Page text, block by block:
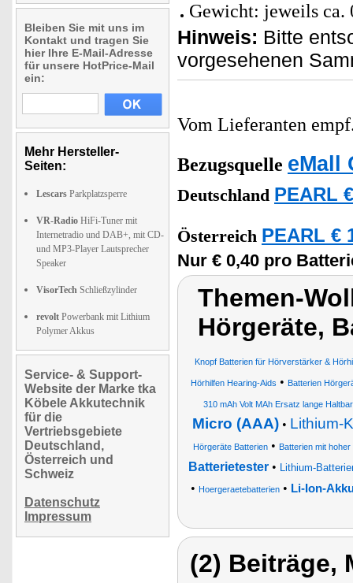
Bleiben Sie mit uns im
Kontakt und tragen Sie
hier Ihre E-Mail-Adresse
für unsere HotPrice-Mail
ein:
Mehr Hersteller-
Seiten:
Lescars Parkplatzsperre
VR-Radio HiFi-Tuner mit
Internetradio und DAB+, mit CD-
und MP3-Player Lautsprecher
Speaker
VisorTech Schließzylinder
revolt Powerbank mit Lithium
Polymer Akkus
Service- & Support-
Website der Marke tka
Köbele Akkutechnik
für die
Vertriebsgebiete
Deutschland,
Österreich und
Schweiz
Datenschutz
Impressum
Gewicht: jeweils ca.
Hinweis: Bitte
vorgesehenen
Vom Lieferanten
Bezugsquelle eMall
Deutschland PEARL
Österreich PEARL €
Nur € 0,40 pro
Themen-
Hörgeräte,
Knopf Batterien für Hörverstärker &
Hörhilfen Hearing-Aids • Batterien
310 mAh Volt MAh Ersatz lange
Micro (AAA)• Lithium-
Hörgeräte Batterien • Batterien mit hoher
Batterietester• Lithium-
• Hoergeraetebatterien• Li-Ion-
(2) Beiträge,